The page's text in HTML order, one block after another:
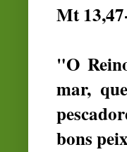
Mt
"O
mar,
bons